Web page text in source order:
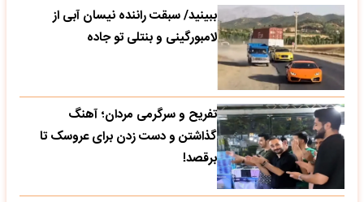
ببینید/ سبقت راننده نیسان آبی از
لامبورگینی و بنتلی تو جاده
تفریح و سرگرمی مردان؛ آهنگ
گذاشتن و دست زدن برای عروسک تا
برقصد!